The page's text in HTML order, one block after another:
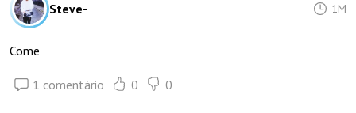
Steve- 1M
Come
1 comentário 0 0